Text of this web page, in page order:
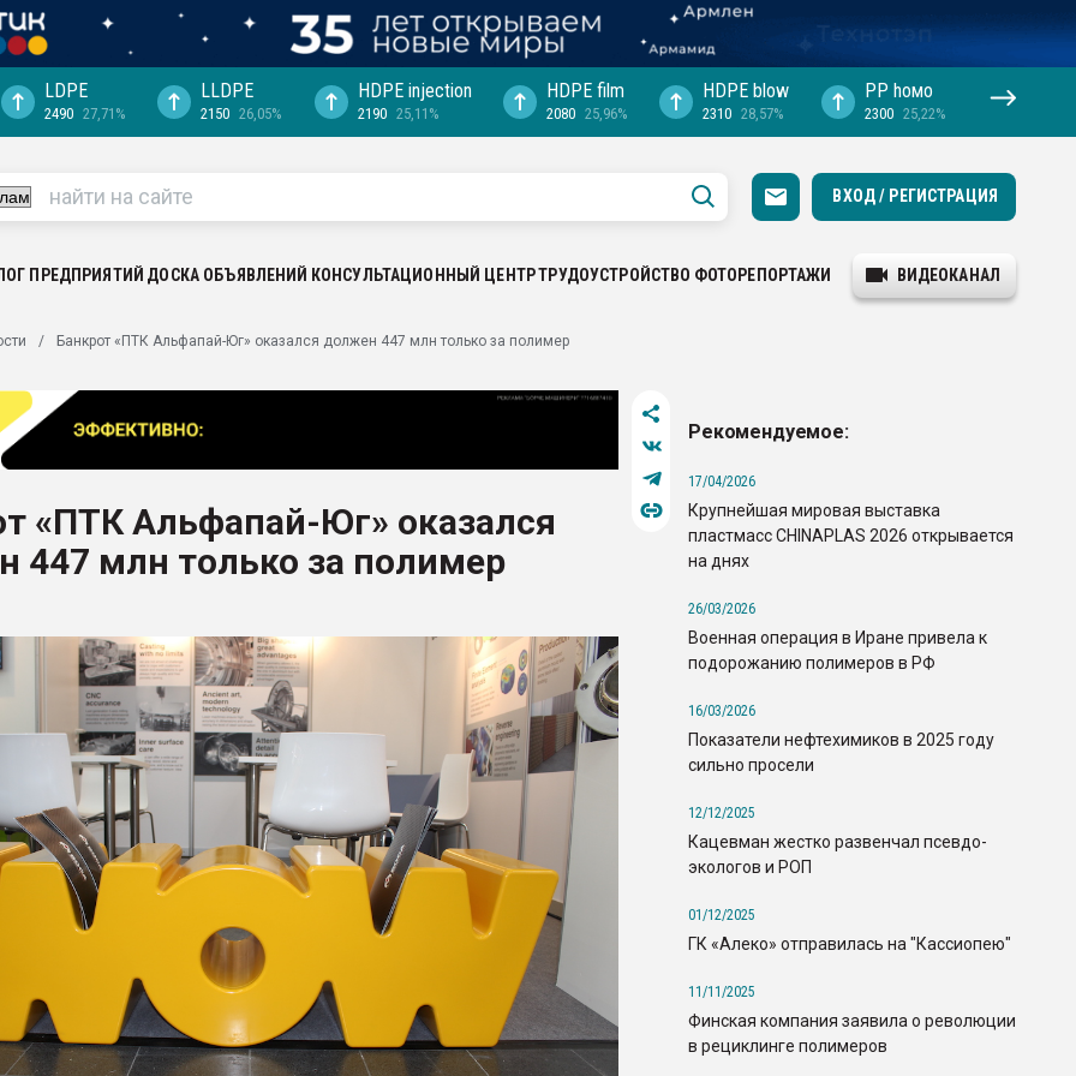
выходит на
рынке
ПЭТ
LDPE
2490 27,71%
LLDPE
2150 26,05%
HDPE injection
2190 25,11%
HDPE film
2080 25,96%
HDPE blow
2310 28,57%
PP hомо
2300 25,22%
ВХОД / РЕГИСТРАЦИЯ
ПРЕДПРИЯТИЙ ДОСКА ОБЪЯВЛЕНИЙ КОНСУЛЬТАЦИОННЫЙ ЦЕНТРТРУДОУСТРОЙСТВО ФОТОРЕПОРТАЖИ ВИДЕОКАНАЛ
Банкрот «ПТК Альфапай-Юг» оказался должен 447 млн только за полимер
«ПТК Альфапай-Юг» оказался
447 млн только за полимер
Рекомендуемое:
17/04/2026
Крупнейшая мировая выставка
пластмасс CHINAPLAS 2026 открывается
на днях
26/03/2026
Военная операция в Иране привела к
подорожанию полимеров в РФ
16/03/2026
Показатели нефтехимиков в 2025 году
сильно просели
12/12/2025
Кацевман жестко развенчал псевдо-
экологов и РОП
01/12/2025
ГК «Алеко» отправилась на "Кассиопею"
11/11/2025
Финская компания заявила о революции
в рециклинге полимеров